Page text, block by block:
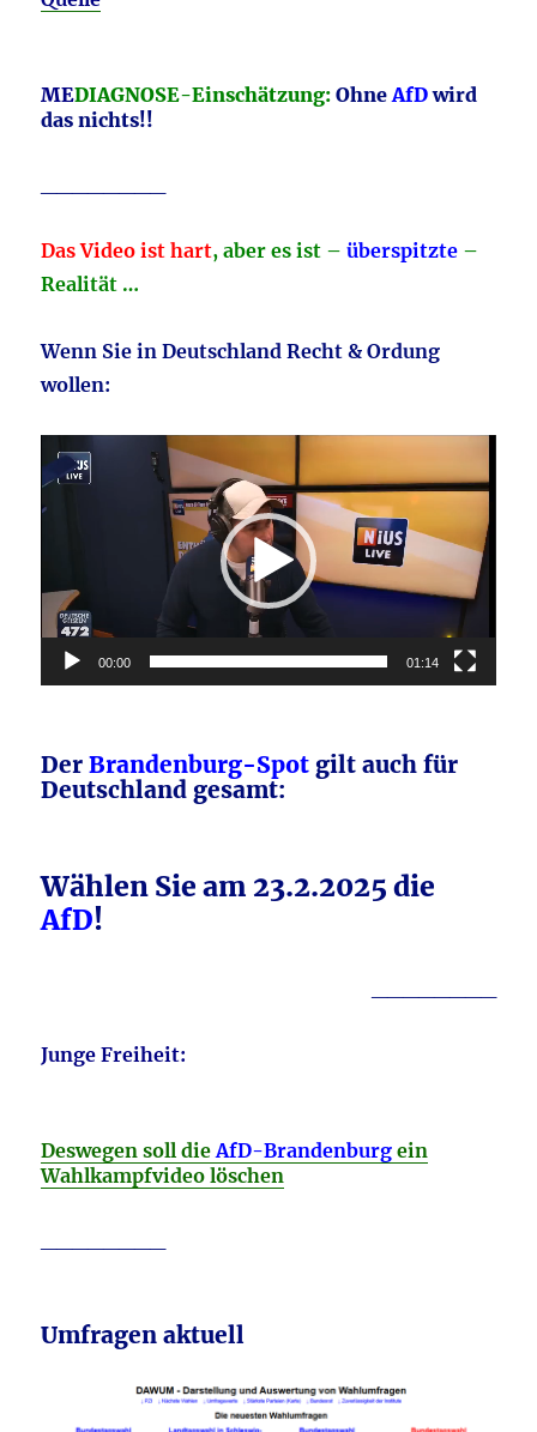
MEDIAGNOSE-Einschätzung:OhneAfDwird
das nichts!!
Das Video ist hart, aber es ist –überspitzte –
Realität …
Wenn Sie in Deutschland Recht & Ordung
wollen:
Video-
Player
00:00 01:14
DerBrandenburg-Spot gilt auch für
Deutschland gesamt:
Wählen Sie am 23.2.2025 die
AfD!
Junge Freiheit:
Deswegen soll dieAfD-Brandenburg ein
Wahlkampfvideo löschen
Umfragen aktuell